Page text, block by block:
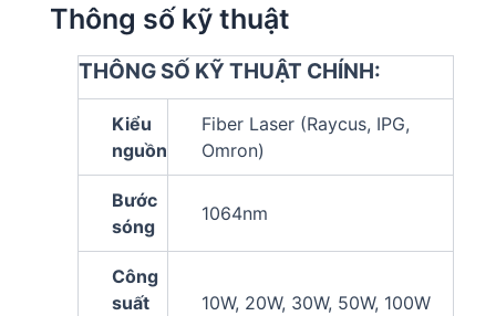
Thông số kỹ thuật
THÔNG SỐ KỸ THUẬT CHÍNH:
Kiểu
nguồn
Fiber Laser (Raycus, IPG,
Omron)
Bước
sóng
1064nm
Công
suất
10W, 20W, 30W, 50W, 100W